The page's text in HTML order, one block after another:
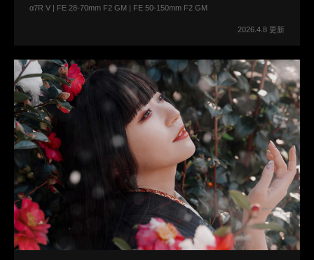
α7R V | FE 28-70mm F2 GM | FE 50-150mm F2 GM
2026.4.8 更新